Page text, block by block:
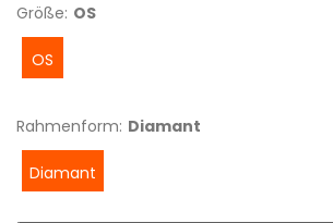
Größe: OS
OS
Rahmenform: Diamant
Diamant